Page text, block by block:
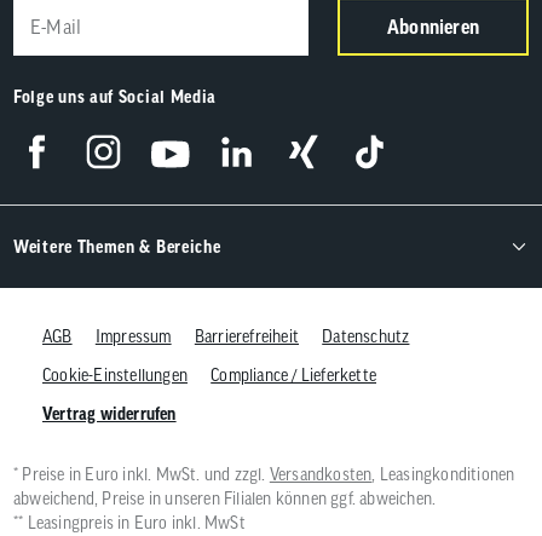
Abonnieren
Folge uns auf Social Media
Weitere Themen & Bereiche
AGB Impressum Barrierefreiheit
Datenschutz
Cookie-Einstellungen
Compliance / Lieferkette
Vertrag widerrufen
* Preise in Euro inkl. MwSt. und zzgl. Versandkosten, Leasingkonditionen
abweichend, Preise in unseren Filialen können ggf. abweichen.
** Leasingpreis in Euro inkl. MwSt